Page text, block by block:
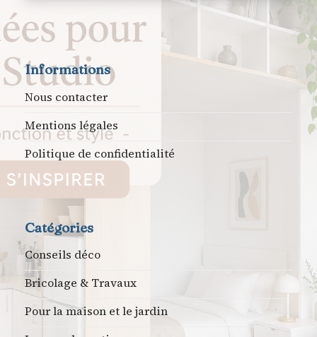
Informations
Nous contacter
Mentions légales
Politique de confidentialité
Catégories
Conseils déco
Bricolage & Travaux
Pour la maison et le jardin